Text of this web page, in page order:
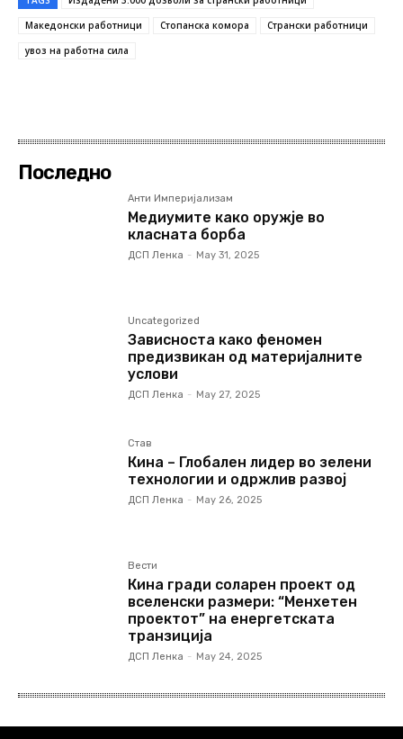
Македонски работници
Стопанска комора
Странски работници
увоз на работна сила
Последно
Анти Империјализам
Медиумите како оружје во
класната борба
ДСП Ленка - May 31, 2025
Uncategorized
Зависноста како феномен
предизвикан од материјалните
услови
ДСП Ленка - May 27, 2025
Став
Кина – Глобален лидер во зелени
технологии и одржлив развој
ДСП Ленка - May 26, 2025
Вести
Кина гради соларен проект од
вселенски размери: “Менхетен
проектот” на енергетската
транзиција
ДСП Ленка - May 24, 2025